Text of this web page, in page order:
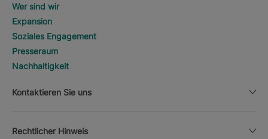
Wer sind wir
Expansion
Soziales Engagement
Presseraum
Nachhaltigkeit
Kontaktieren Sie uns
Rechtlicher Hinweis